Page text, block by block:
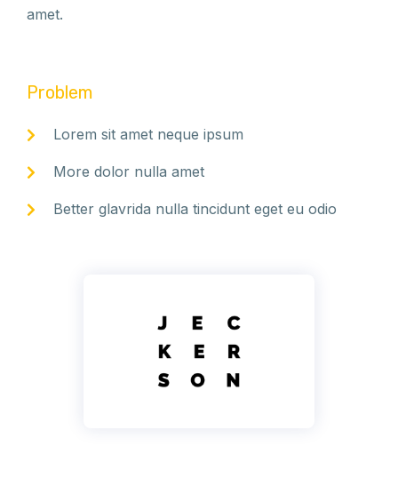
amet.
Problem
Lorem sit amet neque ipsum
More dolor nulla amet
Better glavrida nulla tincidunt eget eu odio